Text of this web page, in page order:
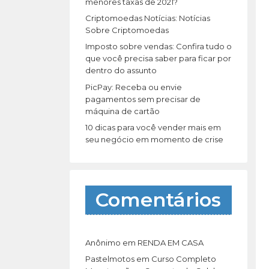
:
Criptomoedas Notícias: Notícias
Sobre Criptomoedas
Imposto sobre vendas: Confira tudo o
que você precisa saber para ficar por
dentro do assunto
PicPay: Receba ou envie
pagamentos sem precisar de
máquina de cartão
10 dicas para você vender mais em
seu negócio em momento de crise
Comentários
Anônimo em RENDA EM CASA
Pastelmotosem Curso Completo